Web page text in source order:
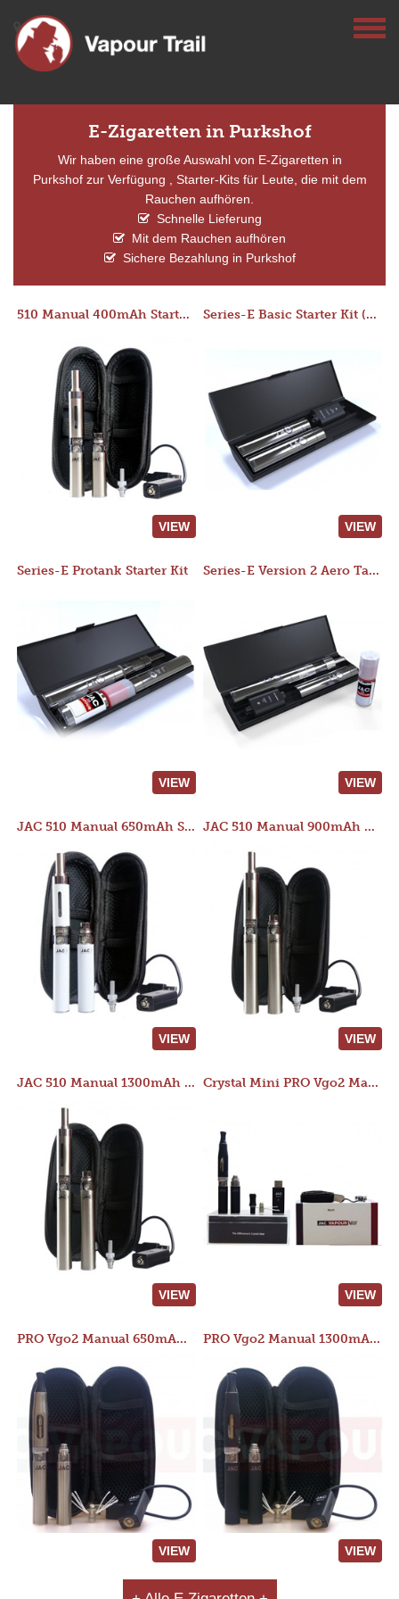
E-Zigaretten in Purkshof
Wir haben eine große Auswahl von E-Zigaretten in
Purkshof zur Verfügung , Starter-Kits für Leute, die mit dem
Rauchen aufhören.
Schnelle Lieferung
Mit dem Rauchen aufhören
Sichere Bezahlung in Purkshof
510 Manual 400mAh Starter Kit
VIEW
Series-E Basic Starter Kit (No Tank)
VIEW
Series-E Protank Starter Kit
VIEW
Series-E Version 2 Aero Tank Starter Kit
VIEW
JAC 510 Manual 650mAh Starter Kit
VIEW
JAC 510 Manual 900mAh Starter Kit
VIEW
JAC 510 Manual 1300mAh Starter Kit
VIEW
Crystal Mini PRO Vgo2 Manual 400mAh Kit
VIEW
PRO Vgo2 Manual 650mAh Kit
VIEW
PRO Vgo2 Manual 1300mAh Kit
VIEW